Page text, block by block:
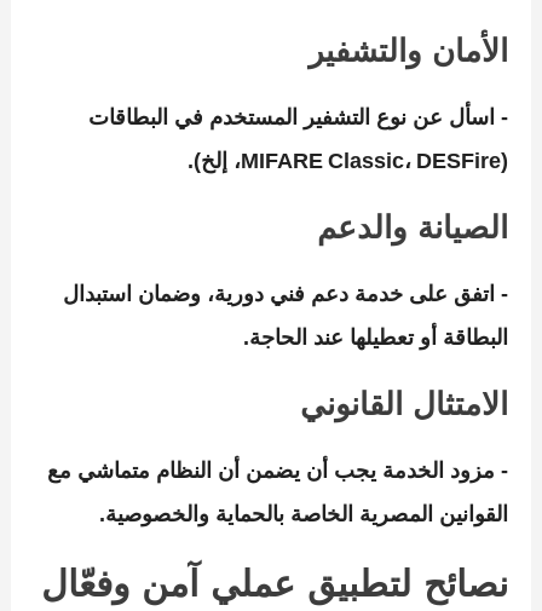
الأمان والتشفير
‑ اسأل عن نوع التشفير المستخدم في البطاقات
(MIFARE Classic، DESFire، إلخ).
الصيانة والدعم
‑ اتفق على خدمة دعم فني دورية، وضمان استبدال
البطاقة أو تعطيلها عند الحاجة.
الامتثال القانوني
‑ مزود الخدمة يجب أن يضمن أن النظام متماشي مع
القوانين المصرية الخاصة بالحماية والخصوصية.
نصائح لتطبيق عملي آمن وفعّال